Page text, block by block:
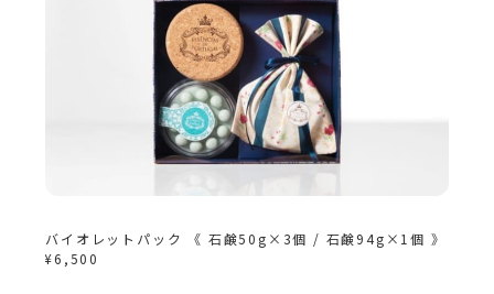
バイオレットパック 《 石鹸50g×3個 / 石鹸94g×1個 》
¥6,500